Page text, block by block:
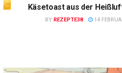
Käsetoast aus der
BY REZEPTE38 14